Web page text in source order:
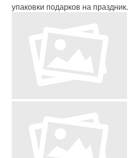
упаковки подарков на праздник.